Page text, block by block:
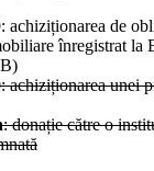
: achiziționarea de
înregistrat la
: achiziționarea unei
: donație către o